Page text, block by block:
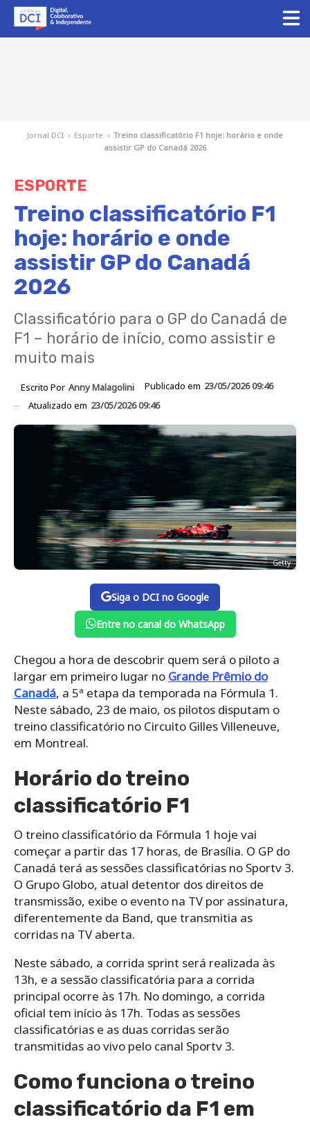
Jornal DCI › Esporte › Treino classificatório F1 hoje: horário e onde
assistir GP do Canadá 2026
ESPORTE
Treino classificatório F1
hoje: horário e onde
assistir GP do Canadá
2026
Classificatório para o GP do Canadá de
F1 – horário de início, como assistir e
muito mais
Escrito Por Anny Malagolini Publicado em 23/05/2026 09:46
Atualizado em 23/05/2026 09:46
Getty
Siga o DCI no Google
Entre no canal do WhatsApp
Chegou a hora de descobrir quem será o piloto a
largar em primeiro lugar no Grande Prêmio do
Canadá, a 5ª etapa da temporada na Fórmula 1.
Neste sábado, 23 de maio, os pilotos disputam o
treino classificatório no Circuito Gilles Villeneuve,
em Montreal.
Horário do treino
classificatório F1
O treino classificatório da Fórmula 1 hoje vai
começar a partir das 17 horas, de Brasília. O GP do
Canadá terá as sessões classificatórias no Sportv 3.
O Grupo Globo, atual detentor dos direitos de
transmissão, exibe o evento na TV por assinatura,
diferentemente da Band, que transmitia as
corridas na TV aberta.
Neste sábado, a corrida sprint será realizada às
13h, e a sessão classificatória para a corrida
principal ocorre às 17h. No domingo, a corrida
oficial tem início às 17h. Todas as sessões
classificatórias e as duas corridas serão
transmitidas ao vivo pelo canal Sportv 3.
Como funciona o treino
classificatório da F1 em